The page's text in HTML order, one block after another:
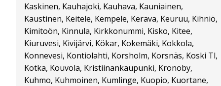
Kaskinen, Kauhajoki, Kauhava, Kauniainen,
Kaustinen, Keitele, Kempele, Kerava, Keuruu, Kihniö,
Kimitoön, Kinnula, Kirkkonummi, Kisko, Kitee,
Kiuruvesi, Kivijärvi, Kökar, Kokemäki, Kokkola,
Konnevesi, Kontiolahti, Korsholm, Korsnäs, Koski Tl,
Kotka, Kouvola, Kristiinankaupunki, Kronoby,
Kuhmo, Kuhmoinen, Kumlinge, Kuopio, Kuortane,